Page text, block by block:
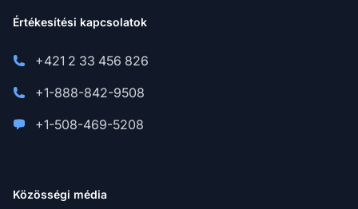
Értékesítési kapcsolatok
+421 2 33 456 826
+1-888-842-9508
+1-508-469-5208
Közösségi média